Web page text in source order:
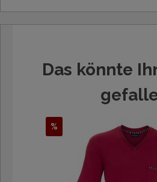
Das könnte
%